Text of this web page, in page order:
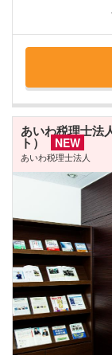
あいわ税理士法
ト） NEW
あいわ税理士法人